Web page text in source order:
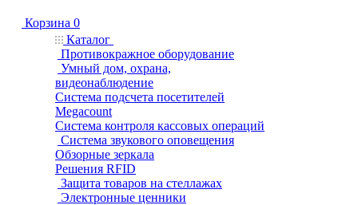
Корзина 0
Каталог
Противокражное оборудование
Умный дом, охрана,
видеонаблюдение
Система подсчета посетителей
Megacount
Система контроля кассовых операций
Система звукового оповещения
Обзорные зеркала
Решения RFID
Защита товаров на стеллажах
Электронные ценники